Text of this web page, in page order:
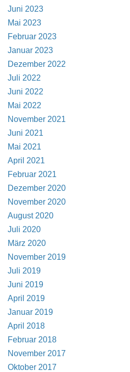
Juni 2023
Mai 2023
Februar 2023
Januar 2023
Dezember 2022
Juli 2022
Juni 2022
Mai 2022
November 2021
Juni 2021
Mai 2021
April 2021
Februar 2021
Dezember 2020
November 2020
August 2020
Juli 2020
März 2020
November 2019
Juli 2019
Juni 2019
April 2019
Januar 2019
April 2018
Februar 2018
November 2017
Oktober 2017